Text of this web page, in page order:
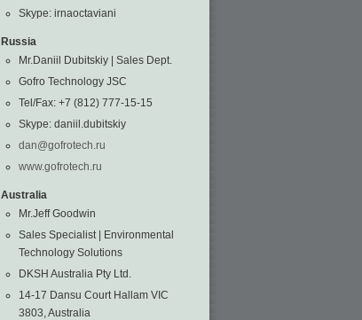
Skype: irnaoctaviani
Russia
Mr.Daniil Dubitskiy | Sales Dept.
Gofro Technology JSC
Tel/Fax: +7 (812) 777-15-15
Skype: daniil.dubitskiy
dan@gofrotech.ru
www.gofrotech.ru
Australia
Mr.Jeff Goodwin
Sales Specialist | Environmental
Technology Solutions
DKSH Australia Pty Ltd.
14-17 Dansu Court Hallam VIC
3803, Australia